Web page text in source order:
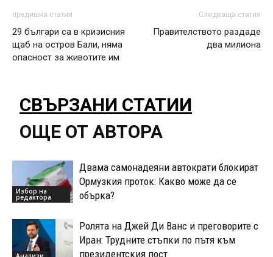
предишна статия
29 българи са в кризисния
щаб на остров Бали, няма
опасност за животите им
Следваща статия
Правителството раздаде
два милиона
СВЪРЗАНИ СТАТИИ
ОЩЕ ОТ АВТОРА
Избор на
редактора
Двама самонадеяни автократи блокират
Ормузкия проток: Какво може да се
обърка?
Ролята на Джей Ди Ванс и преговорите с
Иран: Трудните стъпки по пътя към
президентския пост